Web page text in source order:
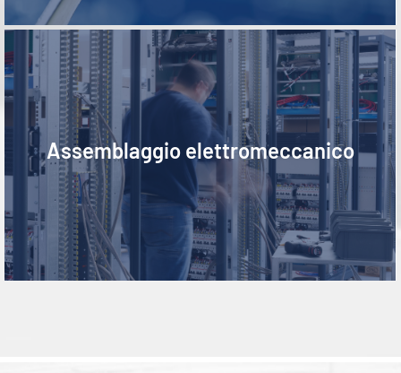
Electromechanical assembly
Assemblaggio elettromeccanico